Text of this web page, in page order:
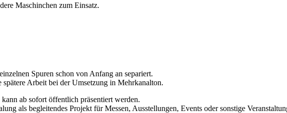
Maschinchen zum Einsatz.
Spuren schon von Anfang an separiert.
Arbeit bei der Umsetzung in Mehrkanalton.
ab sofort öffentlich präsentiert werden.
als begleitendes Projekt für Messen, Ausstellungen, Events oder sonstige